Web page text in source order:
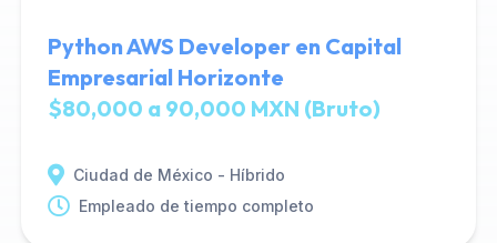
Python AWS Developer en Capital
Empresarial Horizonte
$80,000 a 90,000 MXN (Bruto)
Ciudad de México - Híbrido
Empleado de tiempo completo